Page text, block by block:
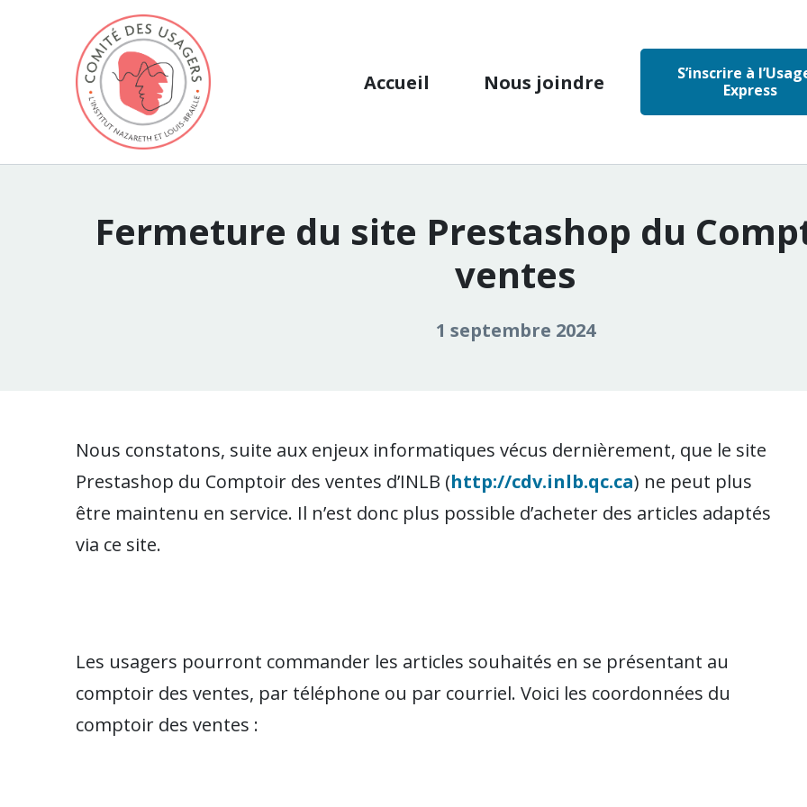
Aller au contenu
Accueil Nous joindre
S’inscrire à
Express
Fermeture du site Prestashop du
ventes
1 septembre 2024
Nous constatons, suite aux enjeux informatiques vécus dernièrement, que le site
Prestashop du Comptoir des ventes d’INLB (http://cdv.inlb.qc.ca) ne peut plus
être maintenu en service. Il n’est donc plus possible d’acheter des articles adaptés
via ce site.
Les usagers pourront commander les articles souhaités en se présentant au
comptoir des ventes, par téléphone ou par courriel. Voici les coordonnées du
comptoir des ventes :